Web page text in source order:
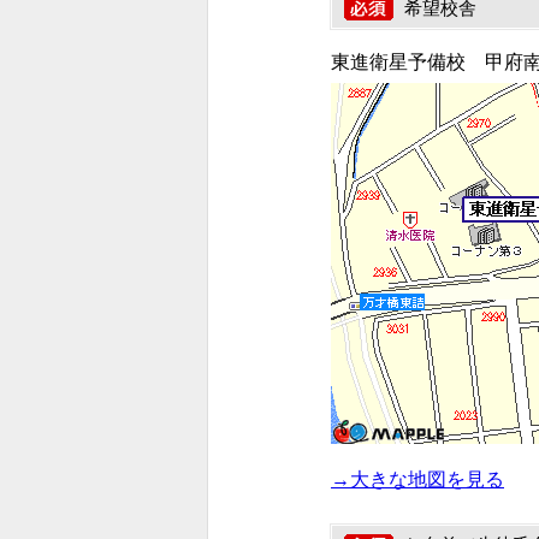
希望校舎
東進衛星予備校 甲府
→大きな地図を見る